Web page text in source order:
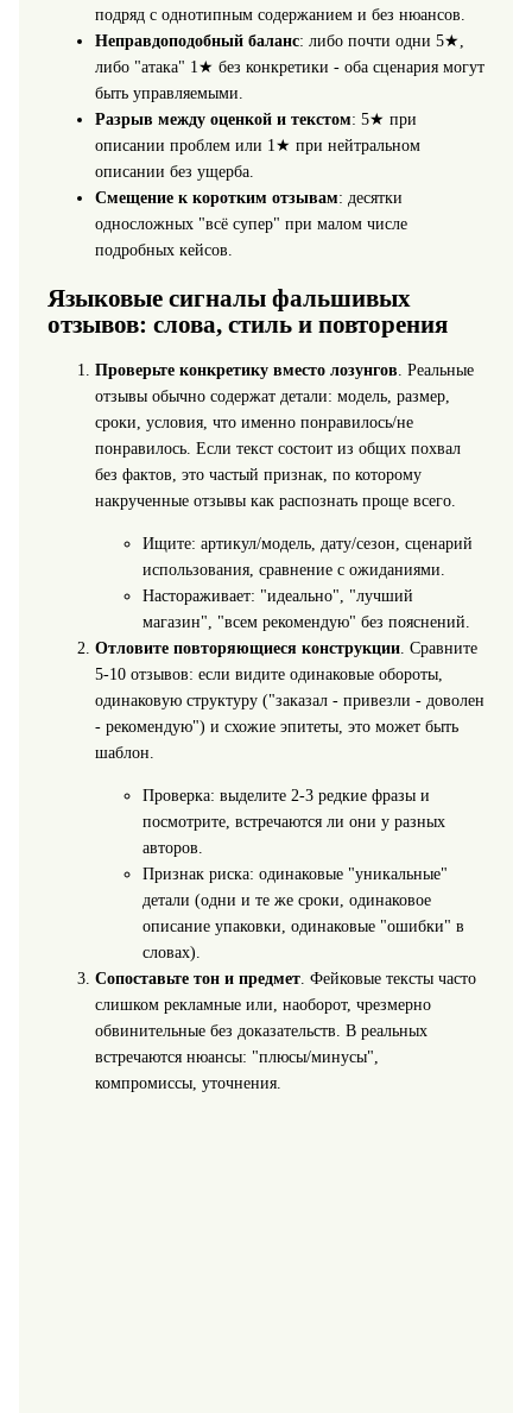
подряд с однотипным содержанием и без нюансов.
Неправдоподобный баланс: либо почти одни 5★,
либо "атака" 1★ без конкретики - оба сценария могут
быть управляемыми.
Разрыв между оценкой и текстом: 5★ при
описании проблем или 1★ при нейтральном
описании без ущерба.
Смещение к коротким отзывам: десятки
односложных "всё супер" при малом числе
подробных кейсов.
Языковые сигналы фальшивых
отзывов: слова, стиль и повторения
Проверьте конкретику вместо лозунгов. Реальные
отзывы обычно содержат детали: модель, размер,
сроки, условия, что именно понравилось/не
понравилось. Если текст состоит из общих похвал
без фактов, это частый признак, по которому
накрученные отзывы как распознать проще всего.
Ищите: артикул/модель, дату/сезон, сценарий
использования, сравнение с ожиданиями.
Настораживает: "идеально", "лучший
магазин", "всем рекомендую" без пояснений.
Отловите повторяющиеся конструкции. Сравните
5-10 отзывов: если видите одинаковые обороты,
одинаковую структуру ("заказал - привезли - доволен
- рекомендую") и схожие эпитеты, это может быть
шаблон.
Проверка: выделите 2-3 редкие фразы и
посмотрите, встречаются ли они у разных
авторов.
Признак риска: одинаковые "уникальные"
детали (одни и те же сроки, одинаковое
описание упаковки, одинаковые "ошибки" в
словах).
Сопоставьте тон и предмет. Фейковые тексты часто
слишком рекламные или, наоборот, чрезмерно
обвинительные без доказательств. В реальных
встречаются нюансы: "плюсы/минусы",
компромиссы, уточнения.